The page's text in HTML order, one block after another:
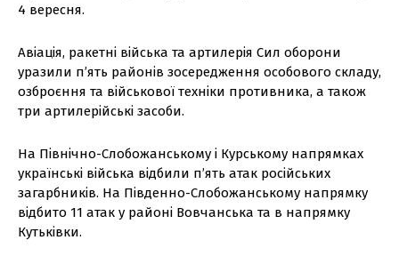
4 вересня.
Авіація, ракетні війська та артилерія Сил оборони
уразили п’ять районів зосередження особового складу,
озброєння та військової техніки противника, а також
три артилерійські засоби.
На Північно-Слобожанському і Курському напрямках
українські війська відбили п’ять атак російських
загарбників. На Південно-Слобожанському напрямку
відбито 11 атак у районі Вовчанська та в напрямку
Кутьківки.